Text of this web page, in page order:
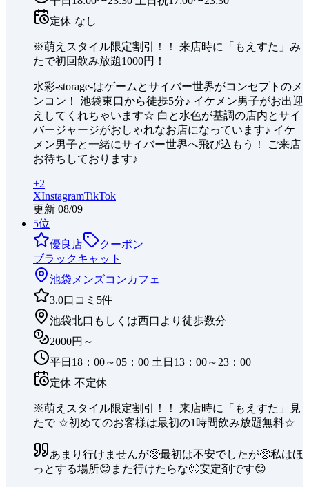
定休 なし
※萌えスタイル限定割引！！ 来店時に「もえすた」み
たで初回飲み放題1000円！
水彩-storage-はゲームとサイバー世界がコンセプトのメ
ンコン！ 池袋東口から徒歩5分♪ イケメン男子がお出迎
えしてくれちゃいます☆ 白と水色が基調の店内とサイ
バージャージがおしゃれなお店になっています♪ イケ
メン男子と一緒にサイバー世界へ飛び込もう！ ご来店
お待ちしております♪
+2
XInstagramTikTok
更新 08/09
5位
優良店
クーポン
ブラックキャット
池袋 メンズコンカフェ
3.0口コミ 5件
池袋北口もしくは西口より徒歩数分
2000円～
平日18：00～05：00 土日13：00～23：00
定休 不定休
※萌えスタイル限定割引！！ 来店時に「もえすた」見
たで ☆初めてのお客様は最初の1時間飲み放題無料☆
あまり行けませんが🥺最初は不安でしたが🥺私はほ
っとする場所😌また行けたらな🥺安定剤です😌